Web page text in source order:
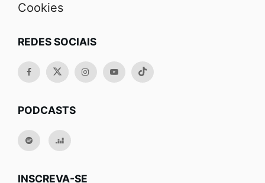
Cookies
REDES SOCIAIS
PODCASTS
INSCREVA-SE